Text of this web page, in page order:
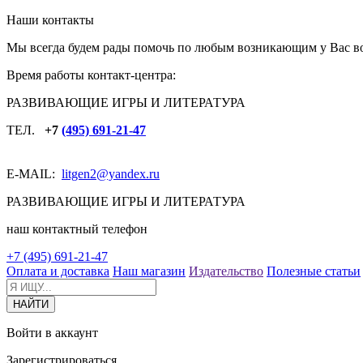
Наши контакты
Мы всегда будем рады помочь по любым возникающим у Вас
Время работы контакт-центра:
РАЗВИВАЮЩИЕ ИГРЫ И ЛИТЕРАТУРА
ТЕЛ. +7 (495) 691-21-47
E-MAIL: litgen2@yandex.ru
РАЗВИВАЮЩИЕ ИГРЫ И ЛИТЕРАТУРА
наш контактный телефон
+7 (495) 691-21-47
Оплата и доставка Наш магазин Издательство Полезные статьи
Войти в аккаунт
Зарегистрироваться